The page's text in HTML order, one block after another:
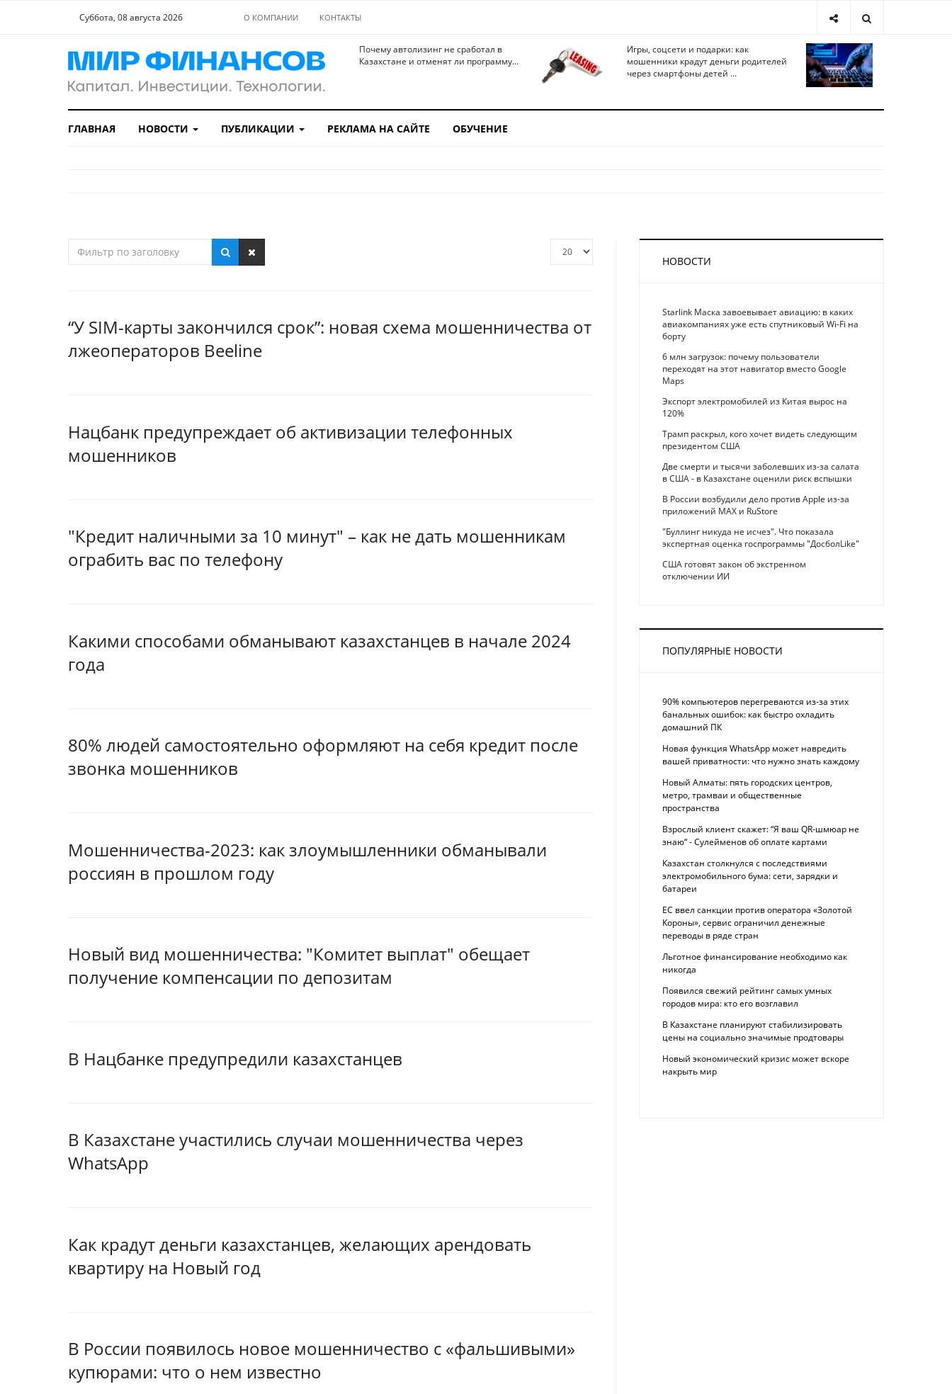
Суббота, 08 августа 2026 О КОМПАНИИ КОНТАКТЫ
Почему автолизинг не сработал в
Казахстане и отменят ли программу...
Игры, соцсети и подарки: как
мошенники крадут деньги родителей
через смартфоны детей ...
ГЛАВНАЯ НОВОСТИ ПУБЛИКАЦИИ РЕКЛАМА НА САЙТЕ ОБУЧЕНИЕ
“У SIM-карты закончился срок”: новая схема мошенничества от
лжеоператоров Beeline
Нацбанк предупреждает об активизации телефонных
мошенников
"Кредит наличными за 10 минут" – как не дать мошенникам
ограбить вас по телефону
Какими способами обманывают казахстанцев в начале 2024
года
80% людей самостоятельно оформляют на себя кредит после
звонка мошенников
Мошенничества-2023: как злоумышленники обманывали
россиян в прошлом году
Новый вид мошенничества: "Комитет выплат" обещает
получение компенсации по депозитам
В Нацбанке предупредили казахстанцев
В Казахстане участились случаи мошенничества через
WhatsApp
Как крадут деньги казахстанцев, желающих арендовать
квартиру на Новый год
В России появилось новое мошенничество с «фальшивыми»
купюрами: что о нем известно
НОВОСТИ
Starlink Маска завоевывает авиацию: в каких
авиакомпаниях уже есть спутниковый Wi-Fi на
борту
6 млн загрузок: почему пользователи
переходят на этот навигатор вместо Google
Maps
Экспорт электромобилей из Китая вырос на
120%
Трамп раскрыл, кого хочет видеть следующим
президентом США
Две смерти и тысячи заболевших из-за салата
в США - в Казахстане оценили риск вспышки
В России возбудили дело против Apple из-за
приложений MAX и RuStore
"Буллинг никуда не исчез". Что показала
экспертная оценка госпрограммы "ДосболLike"
США готовят закон об экстренном
отключении ИИ
ПОПУЛЯРНЫЕ НОВОСТИ
90% компьютеров перегреваются из-за этих
банальных ошибок: как быстро охладить
домашний ПК
Новая функция WhatsApp может навредить
вашей приватности: что нужно знать каждому
Новый Алматы: пять городских центров,
метро, трамваи и общественные
пространства
Взрослый клиент скажет: “Я ваш QR-шмюар не
знаю“ - Сулейменов об оплате картами
Казахстан столкнулся с последствиями
электромобильного бума: сети, зарядки и
батареи
ЕС ввел санкции против оператора «Золотой
Короны», сервис ограничил денежные
переводы в ряде стран
Льготное финансирование необходимо как
никогда
Появился свежий рейтинг самых умных
городов мира: кто его возглавил
В Казахстане планируют стабилизировать
цены на социально значимые продтовары
Новый экономический кризис может вскоре
накрыть мир